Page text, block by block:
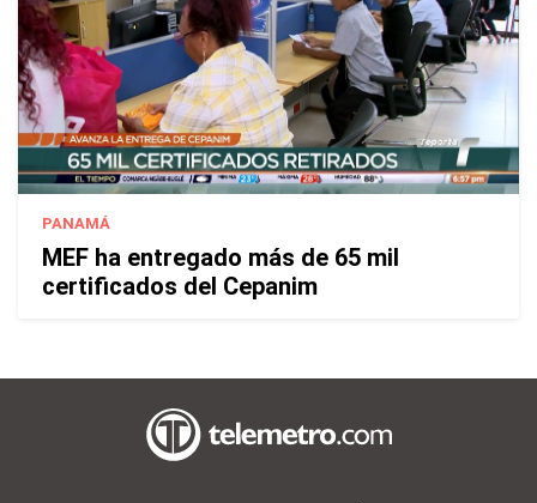
PANAMÁ
MEF ha entregado más de 65 mil
certificados del Cepanim